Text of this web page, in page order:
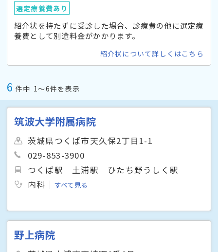
選定療養費あり
紹介状を持たずに受診した場合、診療費の他に選定療
養費として別途料金がかかります。
紹介状について詳しくはこちら
6 件中 1〜6件を表示
筑波大学附属病院
茨城県つくば市天久保2丁目1-1
029-853-3900
つくば駅 土浦駅 ひたち野うしく駅
内科
すべて見る
野上病院